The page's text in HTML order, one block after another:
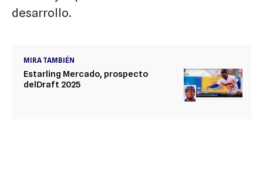
desarrollo.
MIRA TAMBIÉN
Estarling Mercado, prospecto
delDraft 2025